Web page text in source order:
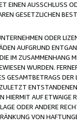
EINEN AUSSCHLUSS
GESETZLICHEN
ODER
AUFGRUND
IM ZUSAMMENHANG
WURDEN.
GESAMTBETRAGS
HIERMIT AUF
ODER ANDERE
VON